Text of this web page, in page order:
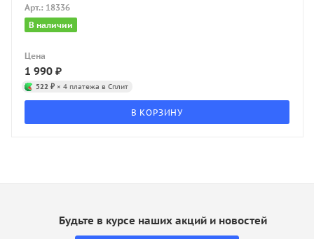
Арт.: 18336
В наличии
Цена
1 990 ₽
522 ₽ × 4 платежа в Сплит
В КОРЗИНУ
Будьте в курсе наших акций и новостей